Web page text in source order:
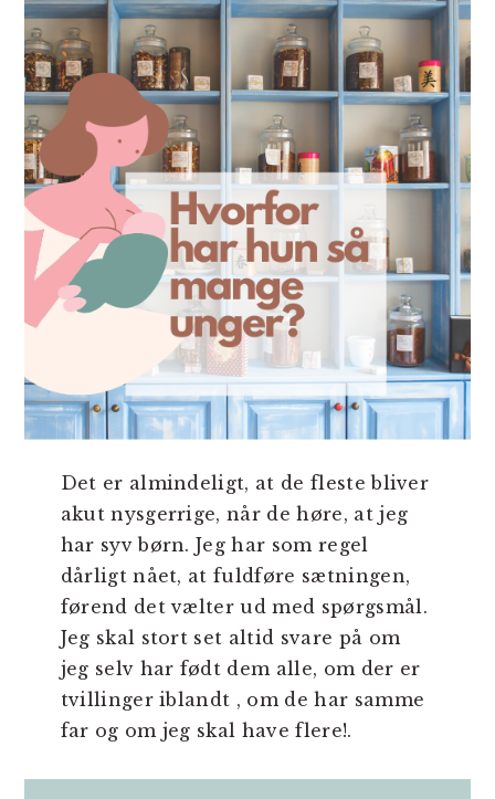
Det er almindeligt, at de fleste bliver
akut nysgerrige, når de høre, at jeg
har syv børn. Jeg har som regel
dårligt nået, at fuldføre sætningen,
førend det vælter ud med spørgsmål.
Jeg skal stort set altid svare på om
jeg selv har født dem alle, om der er
tvillinger iblandt , om de har samme
far og om jeg skal have flere!.